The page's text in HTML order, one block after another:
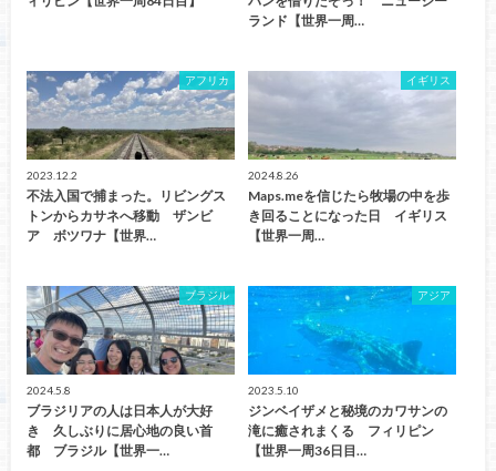
ランド【世界一周…
アフリカ
2023.12.2
不法入国で捕まった。リビングス
トンからカサネへ移動 ザンビ
ア ボツワナ【世界…
イギリス
2024.8.26
Maps.meを信じたら牧場の中を歩
き回ることになった日 イギリス
【世界一周…
ブラジル
2024.5.8
ブラジリアの人は日本人が大好
き 久しぶりに居心地の良い首
都 ブラジル【世界一…
アジア
2023.5.10
ジンベイザメと秘境のカワサンの
滝に癒されまくる フィリピン
【世界一周36日目…